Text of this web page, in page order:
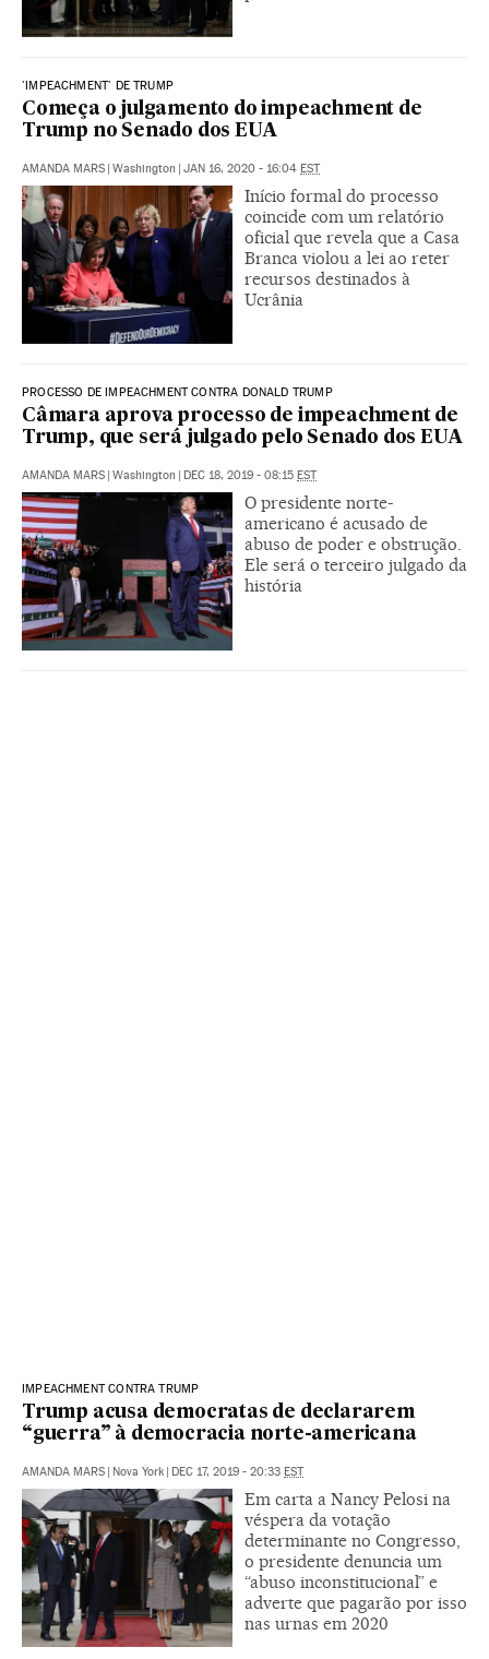
'IMPEACHMENT' DE TRUMP
Começa o julgamento do impeachment de
Trump no Senado dos EUA
AMANDA MARS | Washington | JAN 16, 2020 - 16:04 EST
Início formal do processo
coincide com um relatório
oficial que revela que a Casa
Branca violou a lei ao reter
recursos destinados à
Ucrânia
PROCESSO DE IMPEACHMENT CONTRA DONALD TRUMP
Câmara aprova processo de impeachment de
Trump, que será julgado pelo Senado dos EUA
AMANDA MARS | Washington | DEC 18, 2019 - 08:15 EST
O presidente norte-
americano é acusado de
abuso de poder e obstrução.
Ele será o terceiro julgado da
história
IMPEACHMENT CONTRA TRUMP
Trump acusa democratas de declararem
“guerra” à democracia norte-americana
AMANDA MARS | Nova York | DEC 17, 2019 - 20:33 EST
Em carta a Nancy Pelosi na
véspera da votação
determinante no Congresso,
o presidente denuncia um
“abuso inconstitucional” e
adverte que pagarão por isso
nas urnas em 2020